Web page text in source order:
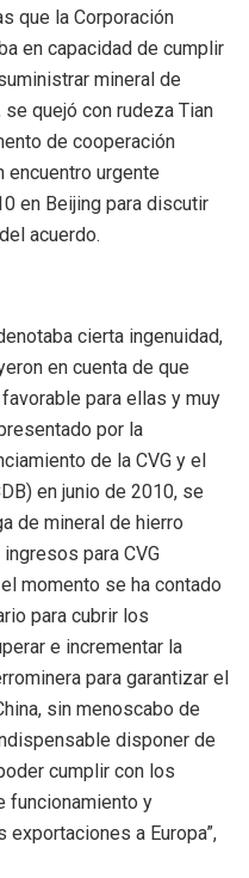
que la Corporación
en capacidad de cumplir
mineral de
quejó con rudeza Tian
de cooperación
encuentro urgente
en Beijing para discutir
acuerdo.
cierta ingenuidad,
en cuenta de que
para ellas y muy
por la
de la CVG y el
en junio de 2010, se
de mineral de hierro
para CVG
momento se ha contado
para cubrir los
e incrementar la
para garantizar el
sin menoscabo de
disponer de
cumplir con los
funcionamiento y
a Europa”,